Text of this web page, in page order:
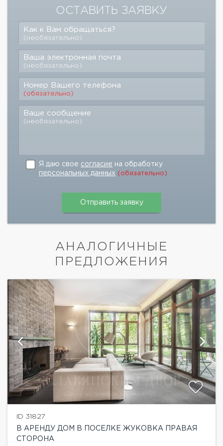
ОСТАВИТЬ ЗАЯВКУ
Как к Вам обращаться?
(необязательно)
Ваша электронная почта
(необязательно)
Номер Вашего телефона
(обязательно)
Ваше сообщение
(необязательно)
Я даю свое согласие на обработку
персональных данных (обязательно)
АНАЛОГИЧНЫЕ
ПРЕДЛОЖЕНИЯ
ID 31827
В АРЕНДУ ДОМ В ПОСЕЛКЕ ЖУКОВКА ПРАВАЯ
СТОРОНА